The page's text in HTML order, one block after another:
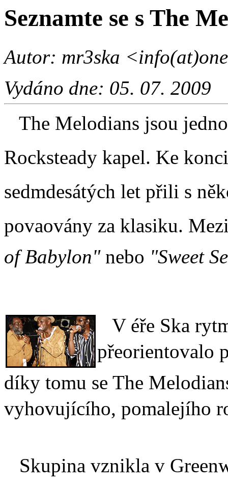
Seznamte se s The
Autor: mr3ska
Vydáno dne: 05. 07. 2009
The Melodians jsou
Rocksteady kapel. Ke
sedmdesátých let přili s
povaovány za klasiku.
of Babylon"nebo "Sweet
V éře Ska
přeorientovalo
díky tomu se The
vyhovujícího, pomalejího
Skupina vznikla v